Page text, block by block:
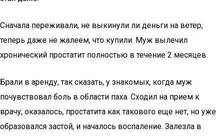
Сначала переживали, не выкинули ли деньги на ветер,
теперь даже не жалеем, что купили. Муж вылечил
хронический простатит полностью в течение 2 месяцев.
Брали в аренду, так сказать, у знакомых, когда муж
почувствовал боль в области паха. Сходил на прием к
врачу, оказалось, простатита как такового еще нет, но уже
образовался застой, и началось воспаление. Залезла в